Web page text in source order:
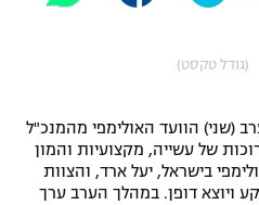
(גודל טקסט)
(שני) הוועד האולימפי מהמנכ"ל
של עשייה, מקצועיות והמון
בישראל, יעל ארד, והצוות
ויוצא דופן. במהלך הערב ערך